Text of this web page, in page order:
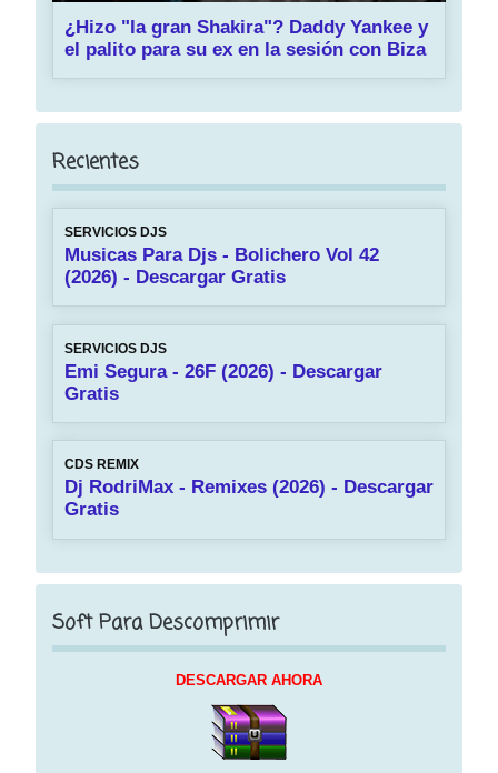
¿Hizo "la gran Shakira"? Daddy Yankee y
el palito para su ex en la sesión con Biza
Recientes
SERVICIOS DJS
Musicas Para Djs - Bolichero Vol 42
(2026) - Descargar Gratis
SERVICIOS DJS
Emi Segura - 26F (2026) - Descargar
Gratis
CDS REMIX
Dj RodriMax - Remixes (2026) - Descargar
Gratis
Soft Para Descomprimir
DESCARGAR AHORA